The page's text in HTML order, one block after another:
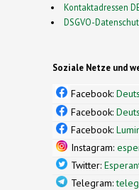
Kontaktadressen
DSGVO-
Soziale Netze und
Facebook:
Facebook:
Facebook:
Instagram:
Twitter:
Telegram: